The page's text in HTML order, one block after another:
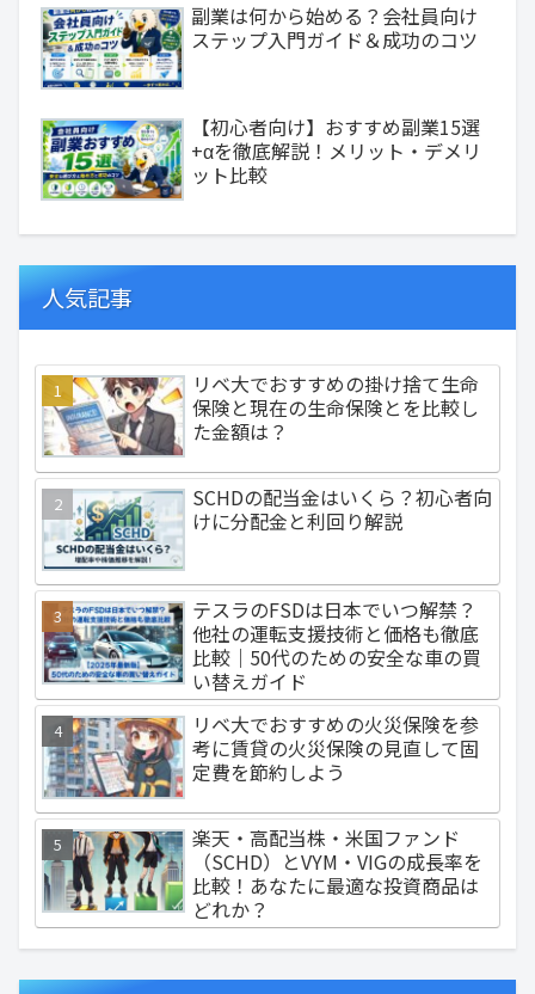
副業は何から始める？会社員向け
ステップ入門ガイド＆成功のコツ
【初心者向け】おすすめ副業15選
+αを徹底解説！メリット・デメリ
ット比較
人気記事
リベ大でおすすめの掛け捨て生命
保険と現在の生命保険とを比較し
た金額は？
SCHDの配当金はいくら？初心者向
けに分配金と利回り解説
テスラのFSDは日本でいつ解禁？
他社の運転支援技術と価格も徹底
比較｜50代のための安全な車の買
い替えガイド
リベ大でおすすめの火災保険を参
考に賃貸の火災保険の見直して固
定費を節約しよう
楽天・高配当株・米国ファンド
（SCHD）とVYM・VIGの成長率を
比較！あなたに最適な投資商品は
どれか？